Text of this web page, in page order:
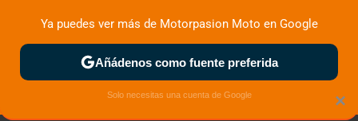
ZONA DE PRUEBAS DEPORTIVAS MOTOS ELÉCTRICAS
×
Ya puedes ver más de Motorpasion Moto en Google
Añádenos como fuente preferida
Solo necesitas una cuenta de Google